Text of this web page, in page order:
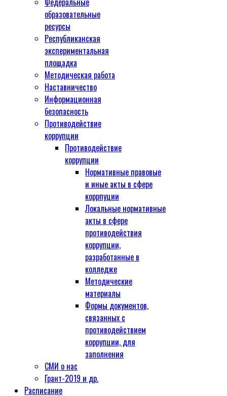
образовательные
ресурсы
Республиканская
экспериментальная
площадка
Методическая работа
Наставничество
Информационная
безопасность
Противодействие
коррупции
Противодействие
коррупции
Нормативные правовые
и иные акты в сфере
коррпуции
Локальные нормативные
акты в сфере
противодействия
коррупции,
разработанные в
колледже
Методические
материалы
Формы документов,
связанных с
противодействием
коррупции, для
заполнения
СМИ о нас
Грант-2019 и др.
Расписание